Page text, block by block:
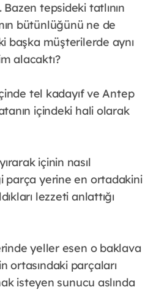
tepsideki tatlının
bütünlüğünü ne de
başka müşterilerde aynı
alacaktı?
tel kadayıf ve Antep
içindeki hali olarak
içinin nasıl
parça yerine en ortadakini
lezzeti anlattığı
yeller esen o baklava
ortasındaki parçaları
isteyen sunucu aslında